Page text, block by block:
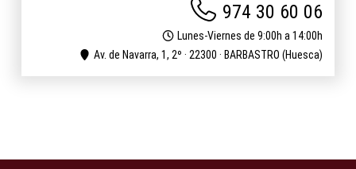
974 30 60 06
Lunes-Viernes de 9:00h a 14:00h
Av. de Navarra, 1, 2º · 22300 · BARBASTRO (Huesca)